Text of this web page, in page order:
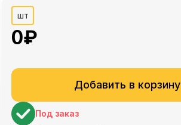
шт
0₽
Добавить в корзину
Под заказ